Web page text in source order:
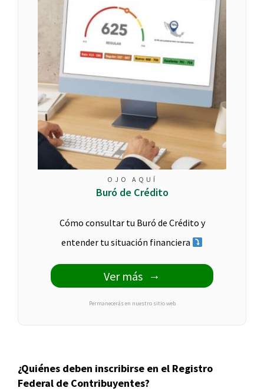
OJO AQUÍ
Buró de Crédito
Cómo consultar tu Buró de Crédito y
entender tu situación financiera
Ver más
Permanecerás en nuestro sitio web
¿Quiénes deben inscribirse en el Registro
Federal de Contribuyentes?